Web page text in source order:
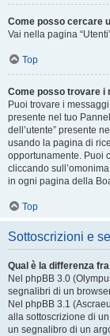
Come posso cercare
Vai nella pagina
Top
Come posso trovare i
Puoi trovare i
presente nel tuo
dell’utente” presente
usando la pagina di
opportunamente. Puoi
cliccando
in ogni pagina della
Top
Sottoscrizioni e
Qual è la differenza
Nel phpBB 3.0
segnalibri di un
Nel phpBB 3.1
alla sottoscrizione di
un segnalibro di un